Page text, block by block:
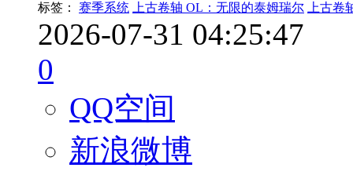
标签： 赛季系统 上古卷轴 OL：无限的泰姆瑞尔 上古卷
2026-07-31 04:25:47
0
QQ空间
新浪微博